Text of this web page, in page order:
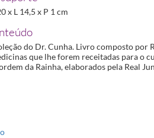
06-12/1859-09-21
07-23/1887-08-04
x L 14,5 x P 1 cm
do Dr. Cunha. Livro composto por
que lhe forem receitadas para o
da Rainha, elaborados pela Real